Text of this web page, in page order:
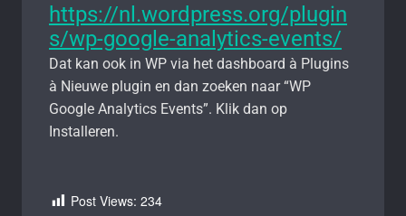
https://nl.wordpress.org/plugin
s/wp-google-analytics-events/
Dat kan ook in WP via het dashboard à Plugins
à Nieuwe plugin en dan zoeken naar “WP
Google Analytics Events”. Klik dan op
Installeren.
Post Views: 234